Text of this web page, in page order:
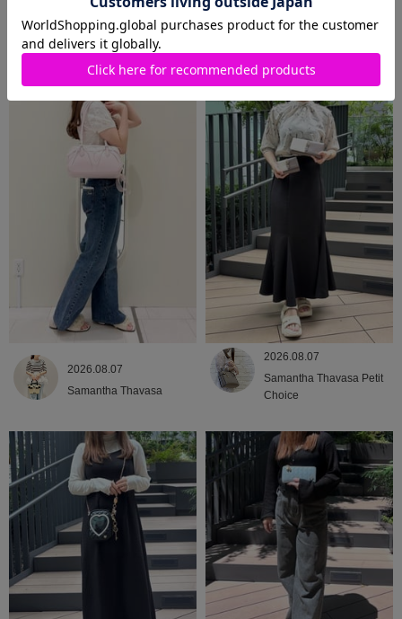
2026.08.09
Samantha Thavasa
2026.08.08
Samantha Thavasa
2026.08.07
Samantha Thavasa
2026.08.07
Samantha Thavasa Petit
Choice